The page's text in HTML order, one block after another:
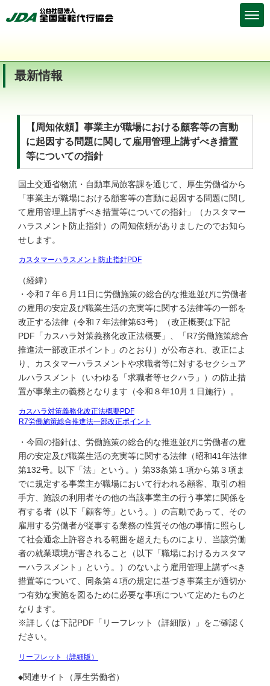
最新情報
【周知依頼】事業主が職場における顧客等の言動
に起因する問題に関して雇用管理上講ずべき措置
等についての指針
国土交通省物流・自動車局旅客課を通じて、厚生労働省から
「事業主が職場における顧客等の言動に起因する問題に関し
て雇用管理上講ずべき措置等についての指針」（カスタマー
ハラスメント防止指針）の周知依頼がありましたのでお知ら
せします。
カスタマーハラスメント防止指針PDF
（経緯）
・令和７年６月11日に労働施策の総合的な推進並びに労働者
の雇用の安定及び職業生活の充実等に関する法律等の一部を
改正する法律（令和７年法律第63号）（改正概要は下記
PDF「カスハラ対策義務化改正法概要」、「R7労働施策総合
推進法一部改正ポイント」のとおり）が公布され、改正によ
り、カスタマーハラスメントや求職者等に対するセクシュア
ルハラスメント（いわゆる「求職者等セクハラ」）の防止措
置が事業主の義務となります（令和８年10月１日施行）。
カスハラ対策義務化改正法概要PDF
R7労働施策総合推進法一部改正ポイント
・今回の指針は、労働施策の総合的な推進並びに労働者の雇
用の安定及び職業生活の充実等に関する法律（昭和41年法律
第132号。以下「法」という。）第33条第１項から第３項ま
でに規定する事業主が職場において行われる顧客、取引の相
手方、施設の利用者その他の当該事業主の行う事業に関係を
有する者（以下「顧客等」という。）の言動であって、その
雇用する労働者が従事する業務の性質その他の事情に照らし
て社会通念上許容される範囲を超えたものにより、当該労働
者の就業環境が害されること（以下「職場におけるカスタマ
ーハラスメント」という。）のないよう雇用管理上講ずべき
措置等について、同条第４項の規定に基づき事業主が適切か
つ有効な実施を図るために必要な事項について定めたものと
なります。
※詳しくは下記PDF「リーフレット（詳細版）」をご確認く
ださい。
リーフレット（詳細版）
◆関連サイト（厚生労働省）